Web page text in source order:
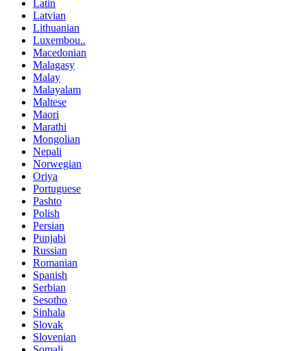
Latin
Latvian
Lithuanian
Luxembou..
Macedonian
Malagasy
Malay
Malayalam
Maltese
Maori
Marathi
Mongolian
Nepali
Norwegian
Oriya
Portuguese
Pashto
Polish
Persian
Punjabi
Russian
Romanian
Spanish
Serbian
Sesotho
Sinhala
Slovak
Slovenian